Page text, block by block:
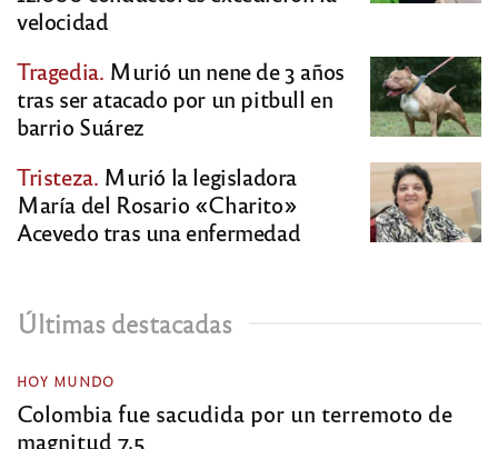
velocidad
Tragedia. Murió un nene de 3 años
tras ser atacado por un pitbull en
barrio Suárez
Tristeza. Murió la legisladora
María del Rosario «Charito»
Acevedo tras una enfermedad
Últimas destacadas
HOY MUNDO
Colombia fue sacudida por un terremoto de
magnitud 7,5